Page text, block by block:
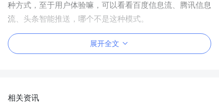
种方式，至于用户体验嘛，可以看看百度信息流、腾讯信息
流、头条智能推送，哪个不是这种模式。
展开全文
相关资讯